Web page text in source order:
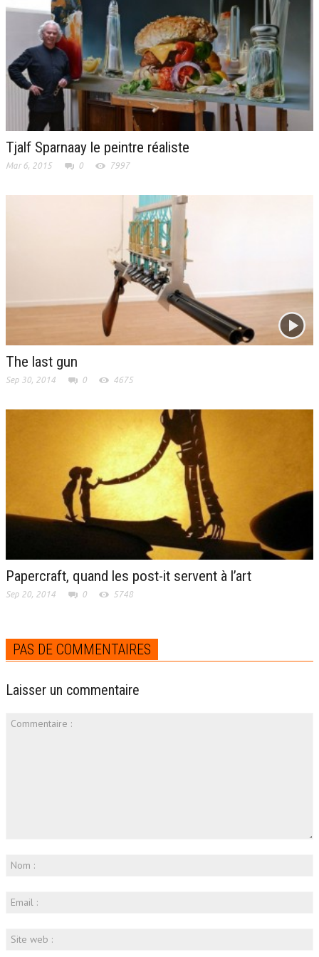
Tjalf Sparnaay le peintre réaliste
Mar 6, 2015 0 7997
The last gun
Sep 30, 2014 0 4675
Papercraft, quand les post-it servent à l’art
Sep 20, 2014 0 5748
PAS DE COMMENTAIRES
Laisser un commentaire